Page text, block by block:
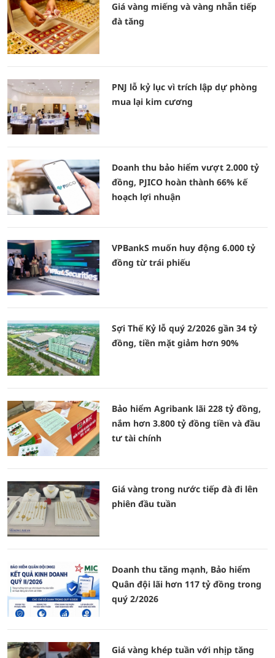
Giá vàng miếng và vàng nhẫn tiếp
đà tăng
PNJ lỗ kỷ lục vì trích lập dự phòng
mua lại kim cương
Doanh thu bảo hiểm vượt 2.000 tỷ
đồng, PJICO hoàn thành 66% kế
hoạch lợi nhuận
VPBankS muốn huy động 6.000 tỷ
đồng từ trái phiếu
Sợi Thế Kỷ lỗ quý 2/2026 gần 34 tỷ
đồng, tiền mặt giảm hơn 90%
Bảo hiểm Agribank lãi 228 tỷ đồng,
nắm hơn 3.800 tỷ đồng tiền và đầu
tư tài chính
Giá vàng trong nước tiếp đà đi lên
phiên đầu tuần
Doanh thu tăng mạnh, Bảo hiểm
Quân đội lãi hơn 117 tỷ đồng trong
quý 2/2026
Giá vàng khép tuần với nhịp tăng